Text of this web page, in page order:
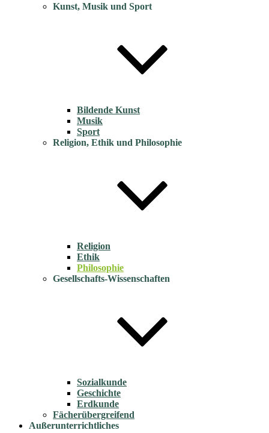
Kunst, Musik und Sport
Bildende Kunst
Musik
Sport
Religion, Ethik und Philosophie
Religion
Ethik
Philosophie
Gesellschafts-Wissenschaften
Sozialkunde
Geschichte
Erdkunde
Fächerübergreifend
Außerunterrichtliches